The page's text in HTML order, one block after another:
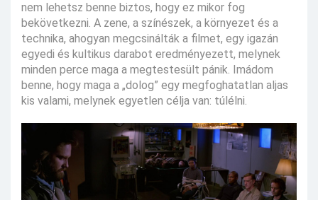
nem lehetsz benne biztos, hogy ez mikor fog
bekövetkezni. A zene, a színészek, a környezet és a
technika, ahogyan megcsinálták a filmet, egy igazán
egyedi és kultikus darabot eredményezett, melynek
minden perce maga a megtestesült pánik. Imádom
benne, hogy maga a „dolog” egy megfoghatatlan aljas
kis valami, melynek egyetlen célja van: túlélni.